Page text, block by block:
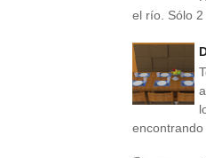
el río. Sólo 2